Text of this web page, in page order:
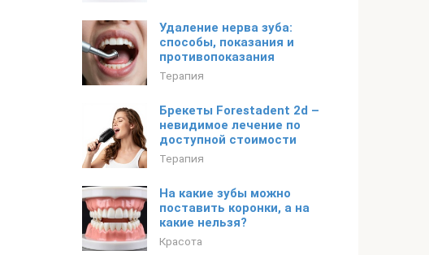
Удаление нерва зуба:
способы, показания и
противопоказания
Терапия
Брекеты Forestadent 2d –
невидимое лечение по
доступной стоимости
Терапия
На какие зубы можно
поставить коронки, а на
какие нельзя?
Красота